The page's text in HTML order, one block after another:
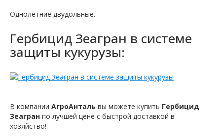
Однолетние двудольные.
Гербицид Зеагран в системе
защиты кукурузы:
В компании АгроАнталь вы можете купить Гербицид
Зеагран по лучшей цене с быстрой доставкой в ​​
хозяйство!